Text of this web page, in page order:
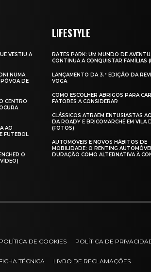
VESTIU A
NUMA
DE
CENTRO
AO
FUTEBOL
O
LIFESTYLE
RATES PARK: UM MUNDO DE
CONTINUA A CONQUISTAR FAMÍLIAS
LANÇAMENTO DA 3.ª EDIÇÃO DA
VOGA
COMO ESCOLHER ABRIGOS PARA
FATORES A CONSIDERAR
CLÁSSICOS ATRAEM ENTUSIASTAS
DA ROADY E BRICOMARCHÉ EM VILA
(FOTOS)
AUTOMÓVEIS E NOVOS HÁBITOS DE
MOBILIDADE: O RENTING
DURAÇÃO COMO ALTERNATIVA À
POLÍTICA DE COOKIES POLÍTICA DE
FICHA TÉCNICA LIVRO DE RECLAMAÇÕES